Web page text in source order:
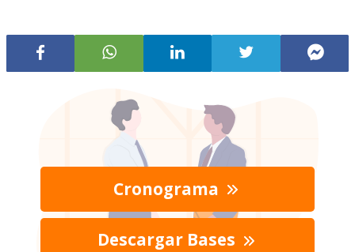
Cronograma
Descargar Bases